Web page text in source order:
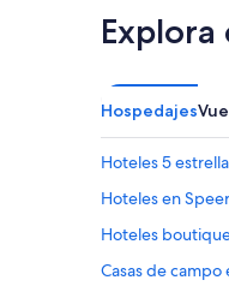
Explora
Hospedajes
Hoteles 5
Hoteles en Speer
Hoteles
Casas de